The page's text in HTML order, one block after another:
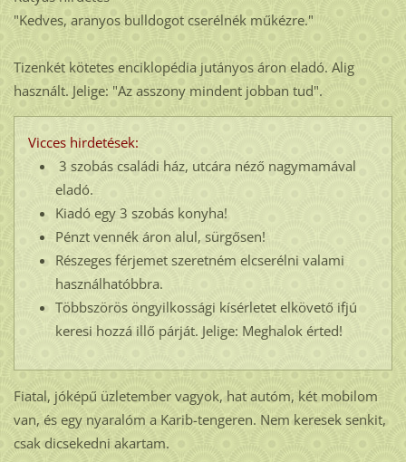
"Kedves, aranyos bulldogot cserélnék műkézre."
Tizenkét kötetes enciklopédia jutányos áron eladó. Alig
használt. Jelige: "Az asszony mindent jobban tud".
Vicces hirdetések:
3 szobás családi ház, utcára néző nagymamával
eladó.
Kiadó egy 3 szobás konyha!
Pénzt vennék áron alul, sürgősen!
Részeges férjemet szeretném elcserélni valami
használhatóbbra.
Többszörös öngyilkossági kísérletet elkövető ifjú
keresi hozzá illő párját. Jelige: Meghalok érted!
Fiatal, jóképű üzletember vagyok, hat autóm, két mobilom
van, és egy nyaralóm a Karib-tengeren. Nem keresek senkit,
csak dicsekedni akartam.